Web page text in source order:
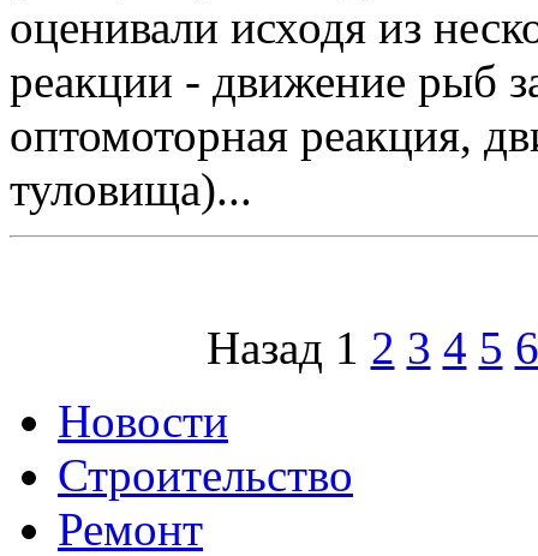
оценивали исходя из
реакции - движение рыб
оптомоторная реакция,
туловища)...
Назад 1 2 3 4 5 6
Новости
Строительство
Ремонт